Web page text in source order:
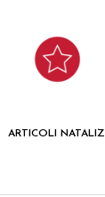
ARTICOLI NATALIZI